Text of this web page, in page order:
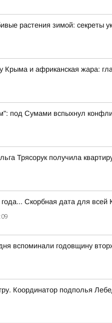
растения зимой: секреты
Крыма и африканская жара:
под Сумами вспыхнул
Трясорук получила
Скорбная дата для всей
вспоминали годовщину
Координатор подполья